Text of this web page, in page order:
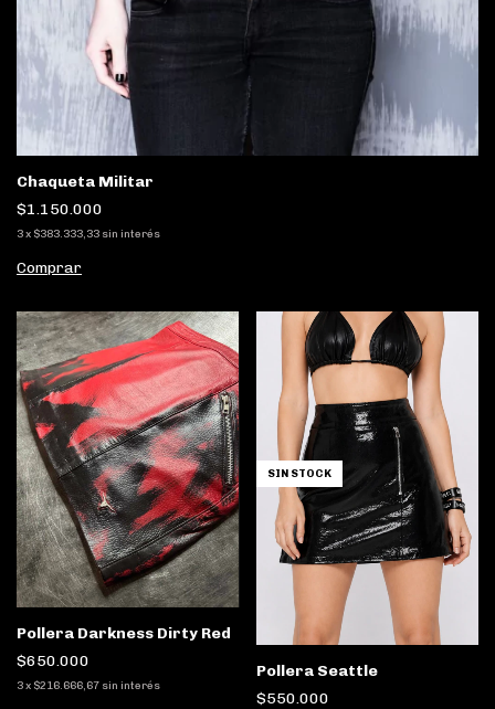
Chaqueta Militar
$1.150.000
3x $383.333,33 sin interés
Comprar
Pollera Darkness Dirty Red
$650.000
3x $216.666,67 sin interés
SIN STOCK
Pollera Seattle
$550.000